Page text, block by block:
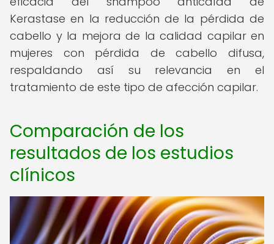
Kerastase en la reducción de la pérdida de
cabello y la mejora de la calidad capilar en
mujeres con pérdida de cabello difusa,
respaldando así su relevancia en el
tratamiento de este tipo de afección capilar.
Comparación de los
resultados de los estudios
clínicos